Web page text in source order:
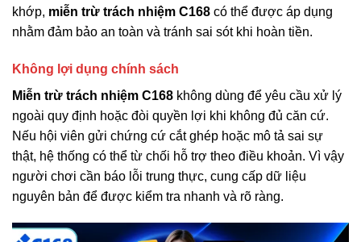
khớp, miễn trừ trách nhiệm C168 có thể được áp dụng
nhằm đảm bảo an toàn và tránh sai sót khi hoàn tiền.
Không lợi dụng chính sách
Miễn trừ trách nhiệm C168 không dùng để yêu cầu xử lý
ngoài quy định hoặc đòi quyền lợi khi không đủ căn cứ.
Nếu hội viên gửi chứng cứ cắt ghép hoặc mô tả sai sự
thật, hệ thống có thể từ chối hỗ trợ theo điều khoản. Vì vậy
người chơi cần báo lỗi trung thực, cung cấp dữ liệu
nguyên bản để được kiểm tra nhanh và rõ ràng.